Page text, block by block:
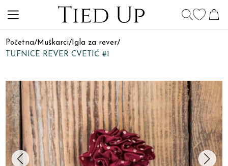
Početna/Muškarci/Igla za rever/
TUFNICE REVER CVETIĆ #1